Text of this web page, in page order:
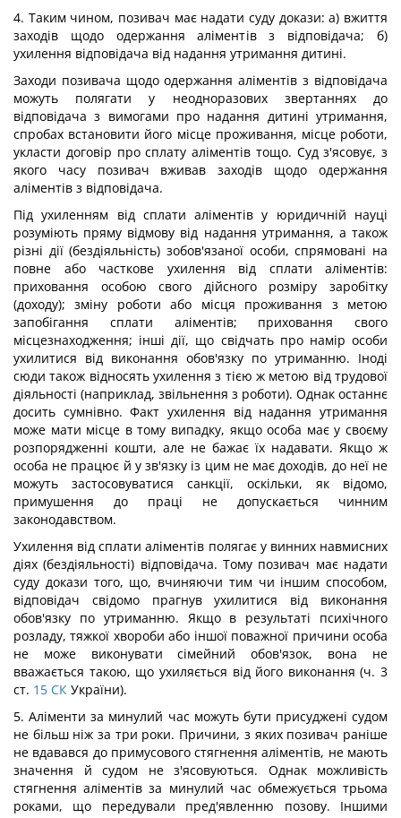
4. Таким чином, позивач має надати суду докази: а) вжиття
заходів щодо одержання аліментів з відповідача; б)
ухилення відповідача від надання утримання дитині.
Заходи позивача щодо одержання аліментів з відповідача
можуть полягати у неодноразових звертаннях до
відповідача з вимогами про надання дитині утримання,
спробах встановити його місце проживання, місце роботи,
укласти договір про сплату аліментів тощо. Суд з'ясовує, з
якого часу позивач вживав заходів щодо одержання
аліментів з відповідача.
Під ухиленням від сплати аліментів у юридичній науці
розуміють пряму відмову від надання утримання, а також
різні дії (бездіяльність) зобов'язаної особи, спрямовані на
повне або часткове ухилення від сплати аліментів:
приховання особою свого дійсного розміру заробітку
(доходу); зміну роботи або місця проживання з метою
запобігання сплати аліментів; приховання свого
місцезнаходження; інші дії, що свідчать про намір особи
ухилитися від виконання обов'язку по утриманню. Іноді
сюди також відносять ухилення з тією ж метою від трудової
діяльності (наприклад, звільнення з роботи). Однак останнє
досить сумнівно. Факт ухилення від надання утримання
може мати місце в тому випадку, якщо особа має у своєму
розпорядженні кошти, але не бажає їх надавати. Якщо ж
особа не працює й у зв'язку із цим не має доходів, до неї не
можуть застосовуватися санкції, оскільки, як відомо,
примушення до праці не допускається чинним
законодавством.
Ухилення від сплати аліментів полягає у винних навмисних
діях (бездіяльності) відповідача. Тому позивач має надати
суду докази того, що, вчиняючи тим чи іншим способом,
відповідач свідомо прагнув ухилитися від виконання
обов'язку по утриманню. Якщо в результаті психічного
розладу, тяжкої хвороби або іншої поважної причини особа
не може виконувати сімейний обов'язок, вона не
вважається такою, що ухиляється від його виконання (ч. 3
ст. 15 СК України).
5. Аліменти за минулий час можуть бути присуджені судом
не більш ніж за три роки. Причини, з яких позивач раніше
не вдавався до примусового стягнення аліментів, не мають
значення й судом не з'ясовуються. Однак можливість
стягнення аліментів за минулий час обмежується трьома
роками, що передували пред'явленню позову. Іншими